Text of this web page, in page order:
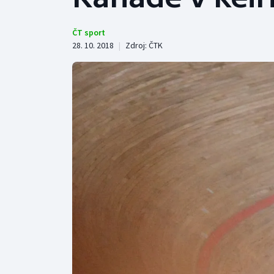
Curling
Florbal
Golf
ČT sport
28. 10. 2018 | Zdroj: ČTK